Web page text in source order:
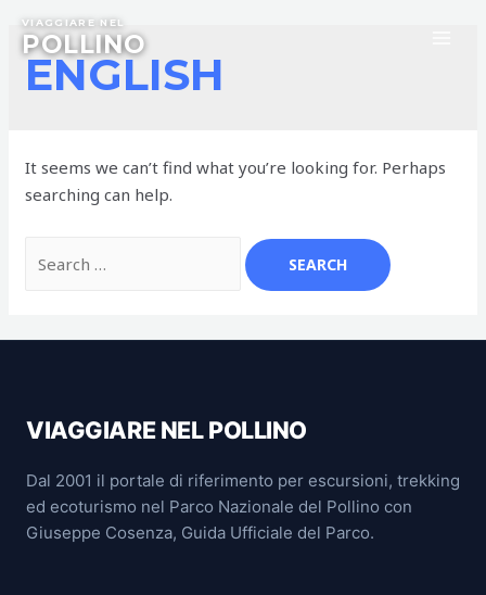
content
VIAGGIARE NEL
POLLINO
ENGLISH
It seems we can’t find what you’re looking for. Perhaps
searching can help.
for:
VIAGGIARE NEL POLLINO
Dal 2001 il portale di riferimento per escursioni, trekking
ed ecoturismo nel Parco Nazionale del Pollino con
Giuseppe Cosenza, Guida Ufficiale del Parco.